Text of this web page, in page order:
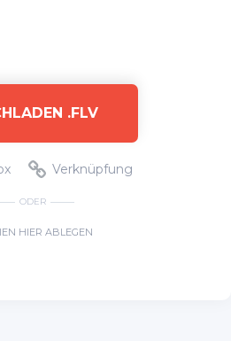
.FLV
Verknüpfung
ODER
HIER ABLEGEN